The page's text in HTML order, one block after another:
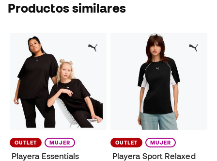
Productos similares
OUTLET MUJER
Playera Essentials
OUTLET MUJER
Playera Sport Relaxed